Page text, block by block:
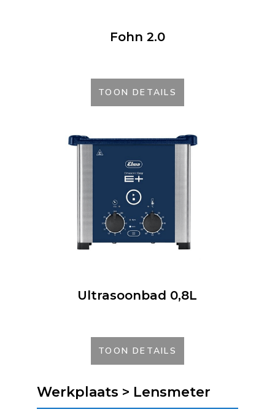
Fohn 2.0
TOON DETAILS
Ultrasoonbad 0,8L
TOON DETAILS
Werkplaats > Lensmeter